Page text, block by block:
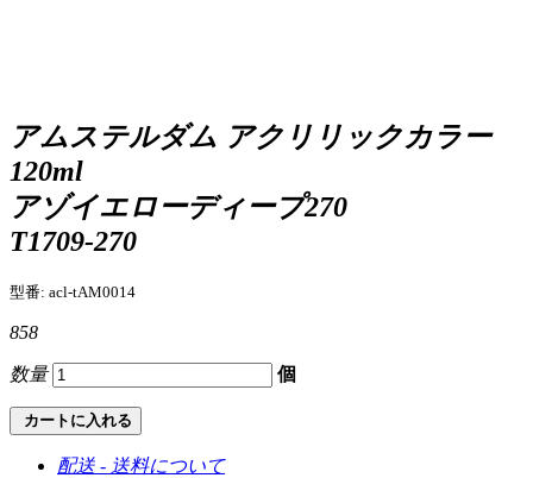
アムステルダム アクリリックカラー
120ml
アゾイエローディープ270
T1709-270
型番: acl-tAM0014
858
数量 個
カートに入れる
配送 - 送料について